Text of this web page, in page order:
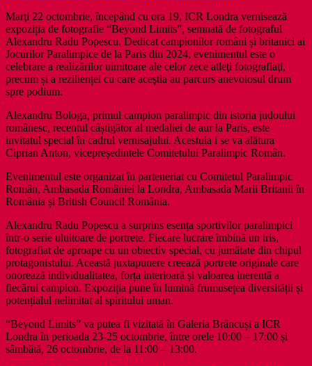
Marţi 22 octombrie, începând cu ora 19, ICR Londra vernisează
expoziția de fotografie “Beyond Limits”, semnată de fotograful
Alexandru Radu Popescu. Dedicat campionilor români și britanici ai
Jocurilor Paralimpice de la Paris din 2024, evenimentul este o
celebrare a realizărilor uimitoare ale celor zece atleţi fotografiaţi,
precum și a rezilienței cu care aceştia au parcurs anevoiosul drum
spre podium.
Alexandru Bologa, primul campion paralimpic din istoria judoului
românesc, recentul câștigător al medaliei de aur la Paris, este
invitatul special în cadrul vernisajului. Acestuia i se va alătura
Ciprian Anton, vicepreședintele Comitetului Paralimpic Român.
Evenimentul este organizat în parteneriat cu Comitetul Paralimpic
Român, Ambasada României la Londra, Ambasada Marii Britanii în
România și British Council România.
Alexandru Radu Popescu a surprins esența sportivilor paralimpici
într-o serie uluitoare de portrete. Fiecare lucrare îmbină un iris,
fotografiat de aproape cu un obiectiv special, cu jumătate din chipul
protagonistului. Această juxtapunere creează portrete originale care
onorează individualitatea, forța interioară și valoarea inerentă a
fiecărui campion. Expoziția pune în lumină frumusețea diversității și
potențialul nelimitat al spiritului uman.
“Beyond Limits” va putea fi vizitată în Galeria Brâncuși a ICR
Londra în perioada 23-25 ​​octombrie, între orele 10:00 – 17:00 și
sâmbătă, 26 octombrie, de la 11:00 – 13:00.